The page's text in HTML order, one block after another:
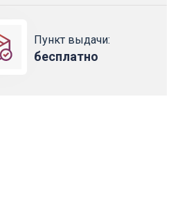
Пункт выдачи:
бесплатно